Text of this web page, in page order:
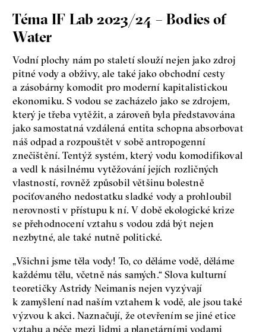
Téma IF Lab 2023/24 – Bodies of
Water
Vodní plochy nám po staletí slouží nejen jako zdroj
pitné vody a obživy, ale také jako obchodní cesty
a zásobárny komodit pro moderní kapitalistickou
ekonomiku. S vodou se zacházelo jako se zdrojem,
který je třeba vytěžit, a zároveň byla představována
jako samostatná vzdálená entita schopna absorbovat
náš odpad a rozpouštět v sobě antropogenní
znečištění. Tentýž systém, který vodu komodifikoval
a vedl k násilnému vytěžování jejích rozličných
vlastností, rovněž způsobil většinu bolestně
pociťovaného nedostatku sladké vody a prohloubil
nerovnosti v přístupu k ní. V době ekologické krize
se přehodnocení vztahu s vodou zdá být nejen
nezbytné, ale také nutně politické.
„Všichni jsme těla vody! To, co děláme vodě, děláme
každému tělu, včetně nás samých.“ Slova kulturní
teoretičky Astridy Neimanis nejen vyzývají
k zamyšlení nad naším vztahem k vodě, ale jsou také
výzvou k akci. Naznačují, že otevřením se jiné etice
vztahu a péče mezi lidmi a planetárními vodami